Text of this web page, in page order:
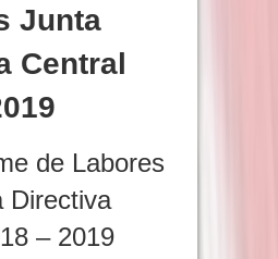
Junta
Central
de Labores
Directiva
– 2019